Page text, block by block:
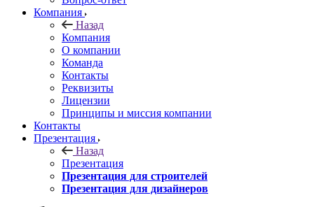
Компания
Назад
Компания
О компании
Команда
Контакты
Реквизиты
Лицензии
Принципы и миссия компании
Контакты
Презентация
Назад
Презентация
Презентация для строителей
Презентация для дизайнеров